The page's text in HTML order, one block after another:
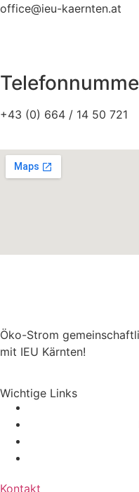
office@ieu-kaernten.at
+43 (0) 664 / 14 50 721
Öko-Strom
mit IEU Kärnten!
Wichtige Links
Kontakt